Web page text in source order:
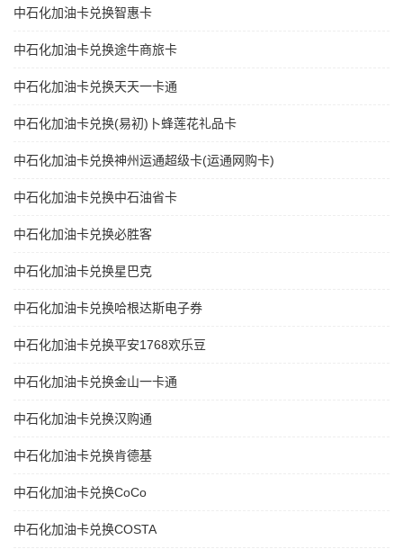
中石化加油卡兑换智惠卡
中石化加油卡兑换途牛商旅卡
中石化加油卡兑换天天一卡通
中石化加油卡兑换(易初)卜蜂莲花礼品卡
中石化加油卡兑换神州运通超级卡(运通网购卡)
中石化加油卡兑换中石油省卡
中石化加油卡兑换必胜客
中石化加油卡兑换星巴克
中石化加油卡兑换哈根达斯电子券
中石化加油卡兑换平安1768欢乐豆
中石化加油卡兑换金山一卡通
中石化加油卡兑换汉购通
中石化加油卡兑换肯德基
中石化加油卡兑换CoCo
中石化加油卡兑换COSTA